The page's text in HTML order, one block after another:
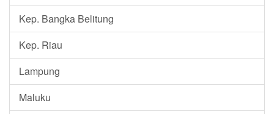
Kep. Bangka Belitung
Kep. Riau
Lampung
Maluku